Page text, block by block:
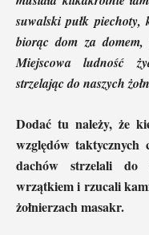
suwalski pułk
biorąc dom za domem,
Miejscowa ludność
strzelając do naszych
Dodać tu należy, że
względów
dachów strzelali do
wrzątkiem i rzucali
żołnierzach masakr.